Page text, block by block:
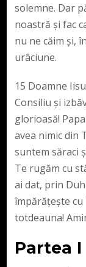
solemne. Dar
noastră și fac
nu ne căim și,
urâciune.
15 Doamne
Consiliu și
glorioasă!
avea nimic din
suntem săraci
Te rugăm cu
ai dat, prin
împărățește
totdeauna!
Partea I